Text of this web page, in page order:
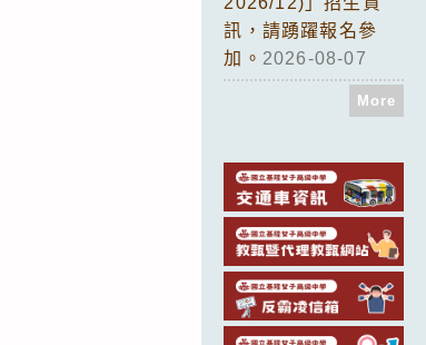
訊，請踴躍報名參
加。 2026-08-07
More